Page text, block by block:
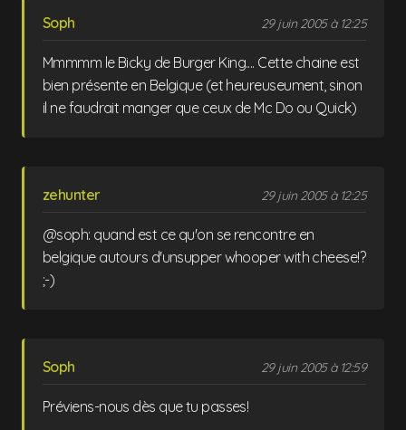
Soph 29 juin 2005 à 12:25
Mmmmm le Bicky de Burger King.... Cette chaine est
bien présente en Belgique (et heureuseument, sinon
il ne faudrait manger que ceux de Mc Do ou Quick)
zehunter 29 juin 2005 à 12:25
@soph: quand est ce qu'on se rencontre en
belgique autours d'unsupper whooper with cheese!?
;-)
Soph 29 juin 2005 à 12:59
Préviens-nous dès que tu passes!